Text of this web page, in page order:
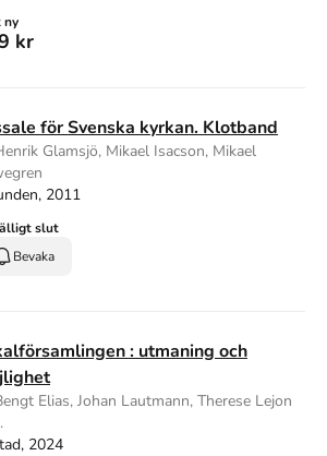
ny
kr
för Svenska kyrkan. Klotband
Glamsjö, Mikael Isacson, Mikael
2011
slut
Bevaka
: utmaning och
Elias, Johan Lautmann, Therese Lejon
2024